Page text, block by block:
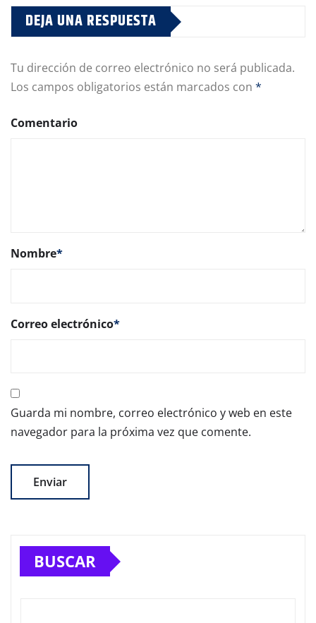
DEJA UNA RESPUESTA
Tu dirección de correo electrónico no será publicada.
Los campos obligatorios están marcados con *
Comentario
Nombre*
Correo electrónico*
Guarda mi nombre, correo electrónico y web en este
navegador para la próxima vez que comente.
BUSCAR